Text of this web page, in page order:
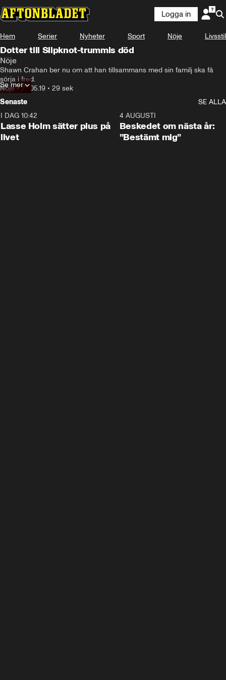
Logga in
Hem Serier Nyheter Sport Nöje Livsstil
Dotter till Slipknot-trummis död
Nöje
Shawn Crahan ber nu om att han tillsammans med sin familj ska få
sörja i fred.
Nöje•20.05.19 • 29 sek
Se mer
Senaste
SE ALLA
I DAG 10:42
Lasse Holm sätter plus på
livet
4 AUGUSTI
Beskedet om nästa år:
”Bestämt mig”